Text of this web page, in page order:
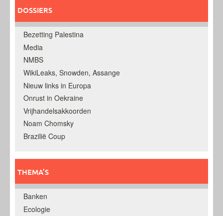
DOSSIERS
Bezetting Palestina
Media
NMBS
WikiLeaks, Snowden, Assange
Nieuw links in Europa
Onrust in Oekraine
Vrijhandelsakkoorden
Noam Chomsky
Brazilië Coup
THEMA’S
Banken
Ecologie